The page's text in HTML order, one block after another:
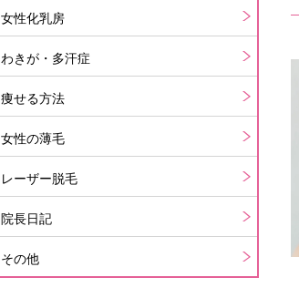
女性化乳房
わきが・多汗症
痩せる方法
女性の薄毛
レーザー脱毛
院長日記
その他